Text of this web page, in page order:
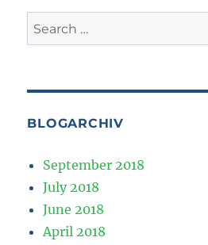
Search
for:
BLOGARCHIV
September 2018
July 2018
June 2018
April 2018